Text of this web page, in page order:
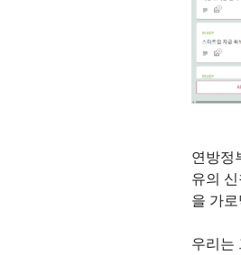
연방정
유의
을 가
우리는